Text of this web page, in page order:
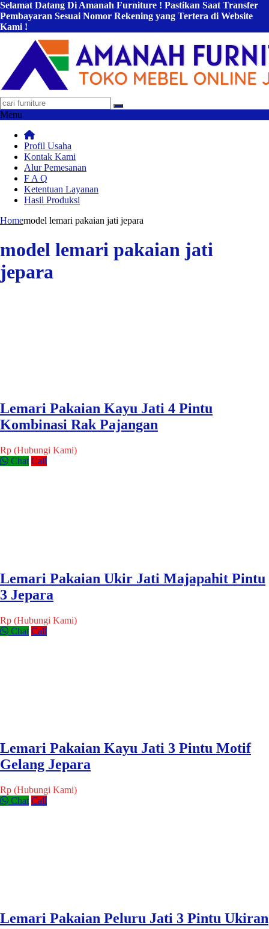
Selamat Datang Di Amanah Furniture ! Pastikan Saat Transfer
Pembayaran Sesuai Nomor Rekening yang Tertera di Website
Kami !
Menu
Profil Usaha
Kontak Kami
Alur Pemesanan
F A Q
Ketentuan Layanan
Hasil Produksi
Homemodel lemari pakaian jati jepara
model lemari pakaian jati
jepara
Lemari Pakaian Kayu Jati 4 Pintu
Kombinasi Rak Pajangan
Rp (Hubungi Kami)
Chat Call
Lemari Pakaian Ukir Jati Majapahit Pintu
3 Jepara
Rp (Hubungi Kami)
Chat Call
Lemari Pakaian Kayu Jati 3 Pintu Motif
Gelang Jepara
Rp (Hubungi Kami)
Chat Call
Lemari Pakaian Peluru Jati 3 Pintu Ukiran